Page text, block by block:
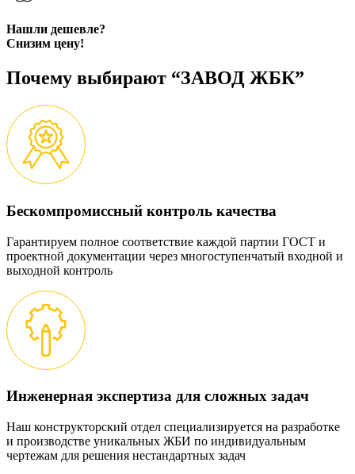
Нашли дешевле?
Снизим цену!
Почему выбирают “ЗАВОД ЖБК”
Бескомпромиссный контроль качества
Гарантируем полное соответствие каждой партии ГОСТ и
проектной документации через многоступенчатый входной и
выходной контроль
Инженерная экспертиза для сложных задач
Наш конструкторский отдел специализируется на разработке
и производстве уникальных ЖБИ по индивидуальным
чертежам для решения нестандартных задач